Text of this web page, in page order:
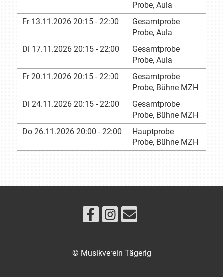
Probe, Aula
Fr 13.11.2026 20:15 - 22:00
Gesamtprobe
Probe, Aula
Di 17.11.2026 20:15 - 22:00
Gesamtprobe
Probe, Aula
Fr 20.11.2026 20:15 - 22:00
Gesamtprobe
Probe, Bühne MZH
Di 24.11.2026 20:15 - 22:00
Gesamtprobe
Probe, Bühne MZH
Do 26.11.2026 20:00 - 22:00
Hauptprobe
Probe, Bühne MZH
© Musikverein Tägerig